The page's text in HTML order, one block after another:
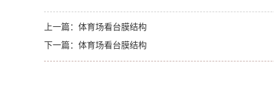
上一篇： 体育场看台膜结构
下一篇： 体育场看台膜结构